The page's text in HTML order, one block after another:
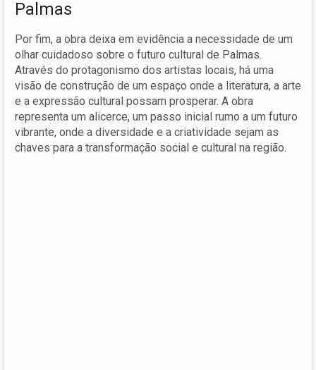
Palmas
Por fim, a obra deixa em evidência a necessidade de um
olhar cuidadoso sobre o futuro cultural de Palmas.
Através do protagonismo dos artistas locais, há uma
visão de construção de um espaço onde a literatura, a arte
e a expressão cultural possam prosperar. A obra
representa um alicerce, um passo inicial rumo a um futuro
vibrante, onde a diversidade e a criatividade sejam as
chaves para a transformação social e cultural na região.